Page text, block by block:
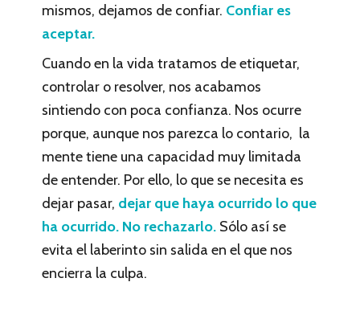
mismos, dejamos de confiar. Confiar es
aceptar.
Cuando en la vida tratamos de etiquetar,
controlar o resolver, nos acabamos
sintiendo con poca confianza. Nos ocurre
porque, aunque nos parezca lo contario, la
mente tiene una capacidad muy limitada
de entender. Por ello, lo que se necesita es
dejar pasar, dejar que haya ocurrido lo que
ha ocurrido. No rechazarlo. Sólo así se
evita el laberinto sin salida en el que nos
encierra la culpa.